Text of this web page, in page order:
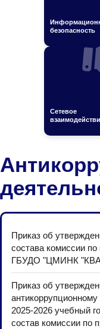
безопасность
Сетевое
Приказ об
состава комиссии
ГБУДО "ЦМИНК
Приказ об
2025-2026 учебный
состав комиссии по